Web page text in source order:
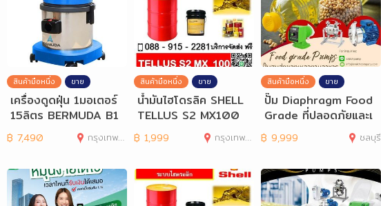
สินค้ามือหนึ่ง ขาย
เครื่องดูดฝุ่น 1มอเตอร์
15ลิตร BERMUDA B1
15
฿ 7,490 กรุงเทพมหานคร
สินค้ามือหนึ่ง ขาย
น้ำมันไฮโดรลิค SHELL
TELLUS S2 MX100
฿ 1,999 กรุงเทพมหานคร
สินค้ามือหนึ่ง ขาย
ปั๊ม Diaphragm Food
Grade ที่ปลอดภัยและเ
ชื่อถือได้ในอุตสาหกร
฿ 9,999 ชลบุรี